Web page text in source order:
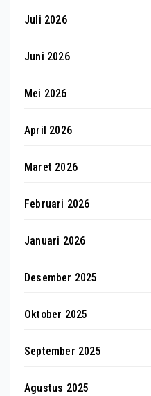
Juli 2026
Juni 2026
Mei 2026
April 2026
Maret 2026
Februari 2026
Januari 2026
Desember 2025
Oktober 2025
September 2025
Agustus 2025